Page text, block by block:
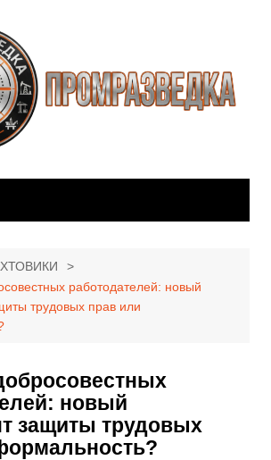
работодателей: новый
трудовых прав или
новый
защиты трудовых